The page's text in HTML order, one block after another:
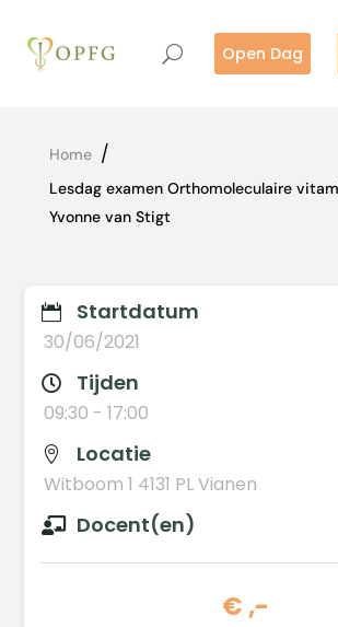
Open Dag
Home /
Lesdag examen Orthomoleculaire
Yvonne van Stigt
 Startdatum
30/06/2021
 Tijden
09:30 - 17:00
 Locatie
Witboom 1 4131 PL Vianen
 Docent(en)
€ ,-